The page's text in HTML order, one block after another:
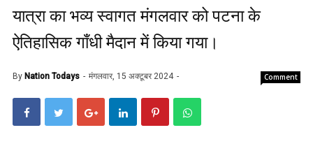
यात्रा का भव्य स्वागत मंगलवार को पटना के
ऐतिहासिक गाँधी मैदान में किया गया।
By Nation Todays मंगलवार, 15 अक्टूबर 2024 Comment